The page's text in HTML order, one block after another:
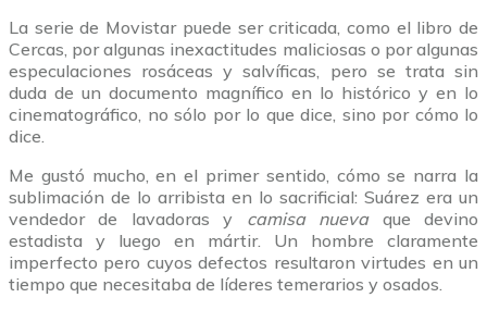
La serie de Movistar puede ser criticada, como el libro de
Cercas, por algunas inexactitudes maliciosas o por algunas
especulaciones rosáceas y salvíficas, pero se trata sin
duda de un documento magnífico en lo histórico y en lo
cinematográfico, no sólo por lo que dice, sino por cómo lo
dice.
Me gustó mucho, en el primer sentido, cómo se narra la
sublimación de lo arribista en lo sacrificial: Suárez era un
vendedor de lavadoras y camisa nuevaque devino
estadista y luego en mártir. Un hombre claramente
imperfecto pero cuyos defectos resultaron virtudes en un
tiempo que necesitaba de líderes temerarios y osados.